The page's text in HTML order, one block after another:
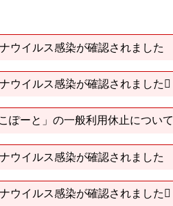
ウイルス感染が確認されました
ウイルス感染が確認されました
ぽーと」の一般利用休止について
ウイルス感染が確認されました
ウイルス感染が確認されました